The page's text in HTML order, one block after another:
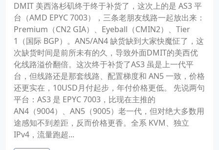
DMIT 美西洛杉矶终于终于补货了，这次上的是 AS3 平
台（AMD EPYC 7003），三条老朋友线路一起放出来：
Premium（CN2 GIA）、Eyeball（CMIN2）、Tier
1（国际 BGP）。AN5/AN4 缺货缺到大家快魔怔了，这
次缺货时间是前所未有的久，导致外面DMIT的美西优
化线路溢价翻倍。这次终于补货了AS3 虽是上一代平
台，但线路还是那套线路、配置梯度和 AN5 一致，价格
还更实在，10USD月付起步，年付价格更低。 先说两句
平台：AS3 是 EPYC 7003，比现在主推的
AN4（9004）、AN5（9005）老一代，但对绝大多数用
途感知不到差距，反而价格更香。全系 KVM、独立
IPv4，流量跑超...